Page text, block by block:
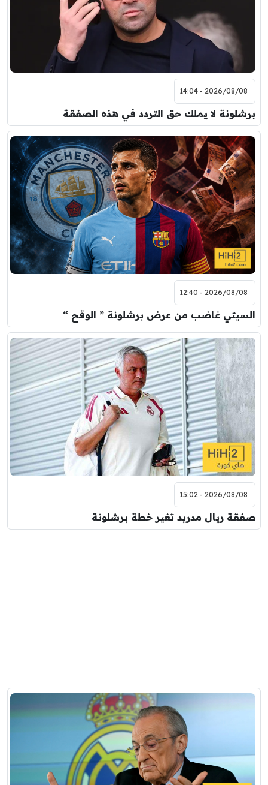
اودينيزي
8:00 م
مباراة ودية
برشلونة
2026/08/08 - 14:04
برشلونة لا يملك حق التردد في هذه الصفقة
2026/08/08 - 12:40
السيتي غاضب من عرض برشلونة ” الوقح “
2026/08/08 - 15:02
صفقة ريال مدريد تغير خطة برشلونة